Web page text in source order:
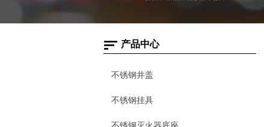
产品中心
不锈钢井盖
不锈钢挂具